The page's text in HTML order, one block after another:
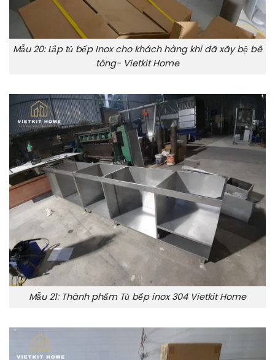
Mẫu 20: Lắp tủ bếp Inox cho khách hàng khi đã xây bệ bê
tông- Vietkit Home
Mẫu 21: Thành phẩm Tủ bếp inox 304 Vietkit Home